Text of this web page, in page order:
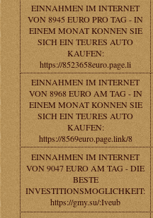
EINNAHMEN IM INTERNET
VON 8945 EURO PRO TAG - IN
EINEM MONAT KONNEN SIE
SICH EIN TEURES AUTO
KAUFEN:
https://8523658euro.page.li
EINNAHMEN IM INTERNET
VON 8968 EURO AM TAG - IN
EINEM MONAT KONNEN SIE
SICH EIN TEURES AUTO
KAUFEN:
https://8569euro.page.link/8
EINNAHMEN IM INTERNET
VON 9047 EURO AM TAG - DIE
BESTE
INVESTITIONSMOGLICHKEIT:
https://gmy.su/:Iveub